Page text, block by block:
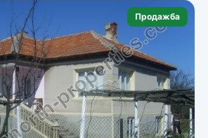
Продажба